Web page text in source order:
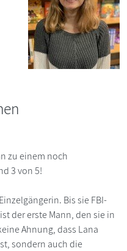
zu einem noch
3 von 5!
Bis sie FBI-
der erste Mann, den sie in
Ahnung, dass Lana
sondern auch die